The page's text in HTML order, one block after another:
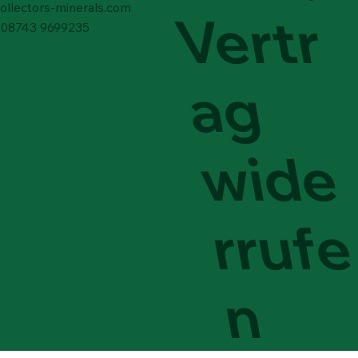
minerals.com
9699235
Vertr
ag
wide
rrufe
n